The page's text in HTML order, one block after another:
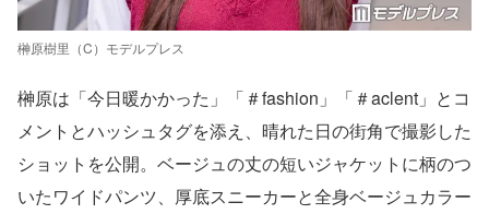
榊原樹里（C）モデルプレス
榊原は「今日暖かかった」「＃fashion」「＃aclent」とコ
メントとハッシュタグを添え、晴れた日の街角で撮影した
ショットを公開。ベージュの丈の短いジャケットに柄のつ
いたワイドパンツ、厚底スニーカーと全身ベージュカラー